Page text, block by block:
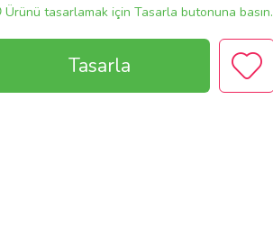
Ürünü tasarlamak için Tasarla butonuna basın.
Tasarla